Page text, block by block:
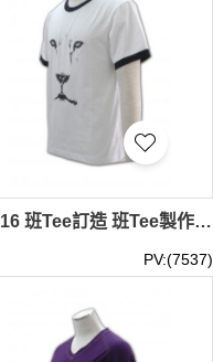
CT016 班Tee訂造 班Tee製作 班Tee優惠
PV:(7537)